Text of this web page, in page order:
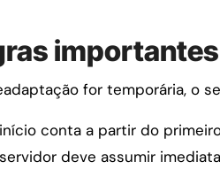
for temporária, o
conta a partir do
deve assumir